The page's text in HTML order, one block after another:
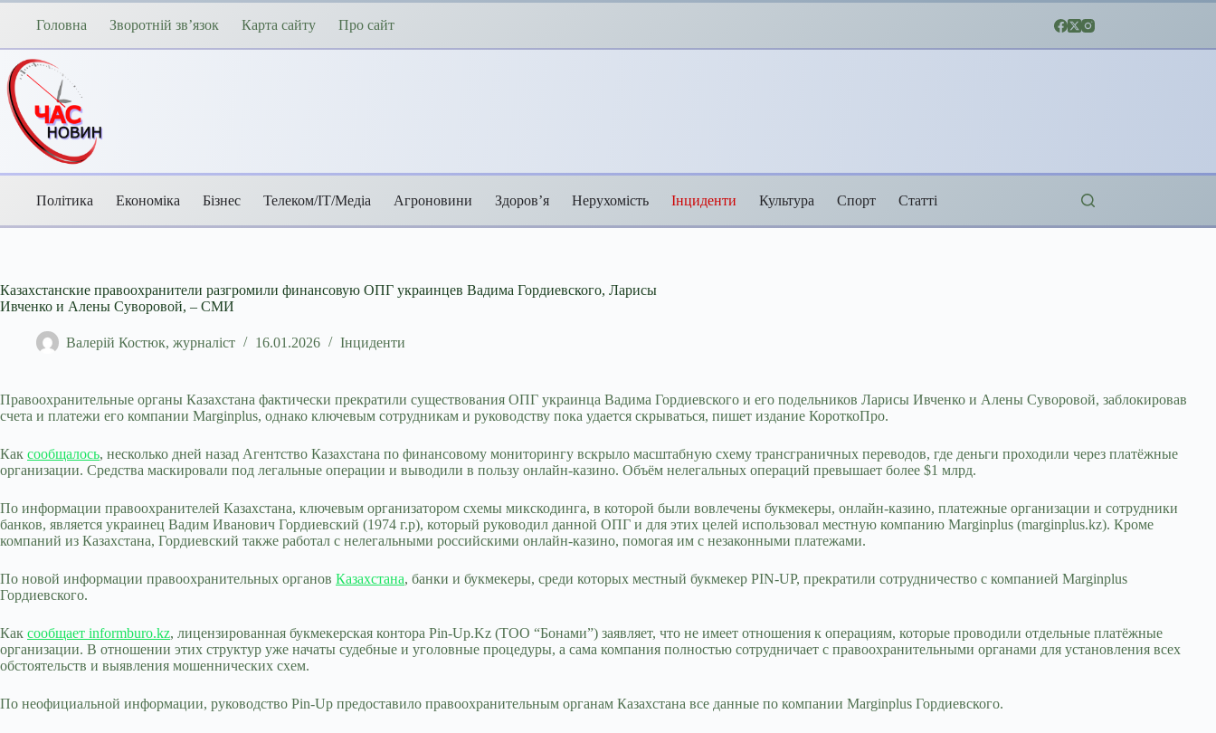
Перейти
Головна Зворотній зв’язок Карта сайту Про сайт
Політика Економіка Бізнес Телеком/ІТ/Медіа Агроновини Здоров’я Нерухомість Інциденти Культура Спорт Статті
Казахстанские правоохранители разгромили финансовую ОПГ украинцев Вадима Гордиевского, Ларисы
Ивченко и Алены Суворовой, – СМИ
Валерій Костюк, журналіст 16.01.2026 Інциденти
Правоохранительные органы Казахстана фактически прекратили существования ОПГ украинца Вадима Гордиевского и его подельников Ларисы Ивченко и Алены Суворовой, заблокировав
счета и платежи его компании Marginplus, однако ключевым сотрудникам и руководству пока удается скрываться, пишет издание КороткоПро.
Как сообщалось, несколько дней назад Агентство Казахстана по финансовому мониторингу вскрыло масштабную схему трансграничных переводов, где деньги проходили через платёжные
организации. Средства маскировали под легальные операции и выводили в пользу онлайн‑казино. Объём нелегальных операций превышает более $1 млрд.
По информации правоохранителей Казахстана, ключевым организатором схемы микскодинга, в которой были вовлечены букмекеры, онлайн-казино, платежные организации и сотрудники
банков, является украинец Вадим Иванович Гордиевский (1974 г.р), который руководил данной ОПГ и для этих целей использовал местную компанию Marginplus (marginplus.kz). Кроме
компаний из Казахстана, Гордиевский также работал с нелегальными российскими онлайн-казино, помогая им с незаконными платежами.
По новой информации правоохранительных органов Казахстана, банки и букмекеры, среди которых местный букмекер PIN-UP, прекратили сотрудничество с компанией Marginplus
Гордиевского.
Как сообщает informburo.kz, лицензированная букмекерская контора Pin-Up.Kz (ТОО “Бонами”) заявляет, что не имеет отношения к операциям, которые проводили отдельные платёжные
организации. В отношении этих структур уже начаты судебные и уголовные процедуры, а сама компания полностью сотрудничает с правоохранительными органами для установления всех
обстоятельств и выявления мошеннических схем.
По неофициальной информации, руководство Pin-Up предоставило правоохранительным органам Казахстана все данные по компании Marginplus Гордиевского.